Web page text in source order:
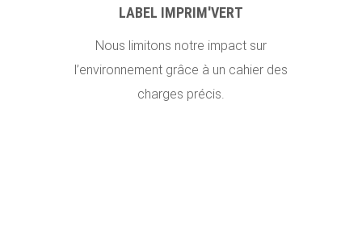
LABEL IMPRIM'VERT
Nous limitons notre impact sur
l’environnement grâce à un cahier des
charges précis.